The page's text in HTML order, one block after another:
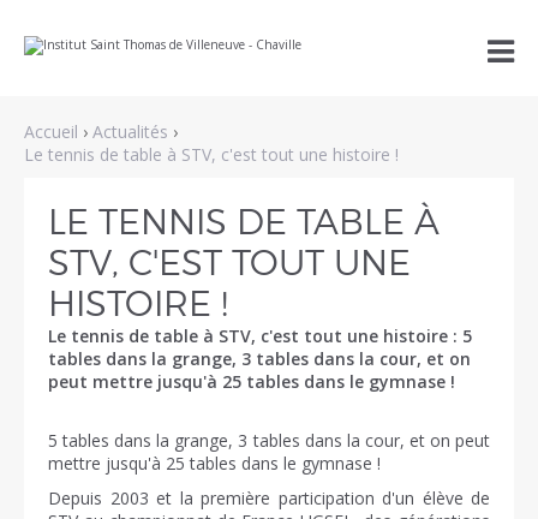
au
la
navigation
personnels

Accueil › Actualités ›
Le tennis de table à STV, c'est tout une histoire !
LE TENNIS DE TABLE À
STV, C'EST TOUT UNE
HISTOIRE !
Le tennis de table à STV, c'est tout une histoire : 5
tables dans la grange, 3 tables dans la cour, et on
peut mettre jusqu'à 25 tables dans le gymnase !
5 tables dans la grange, 3 tables dans la cour, et on peut
mettre jusqu'à 25 tables dans le gymnase !
Depuis 2003 et la première participation d'un élève de